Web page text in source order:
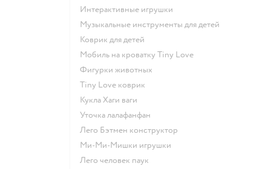
Интерактивные игрушки
Музыкальные инструменты для детей
Коврик для детей
Мобиль на кроватку Tiny Love
Фигурки животных
Tiny Love коврик
Кукла Хаги ваги
Уточка лалафанфан
Лего Бэтмен конструктор
Ми-Ми-Мишки игрушки
Лего человек паук